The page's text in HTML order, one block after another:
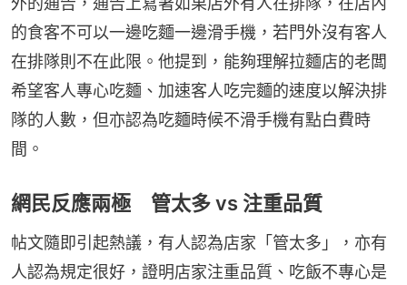
的食客不可以一邊吃麵一邊滑手機，若門外沒有客人
在排隊則不在此限。他提到，能夠理解拉麵店的老闆
希望客人專心吃麵、加速客人吃完麵的速度以解決排
隊的人數，但亦認為吃麵時候不滑手機有點白費時
間。
網民反應兩極 管太多 vs 注重品質
帖文隨即引起熱議，有人認為店家「管太多」，亦有
人認為規定很好，證明店家注重品質、吃飯不專心是